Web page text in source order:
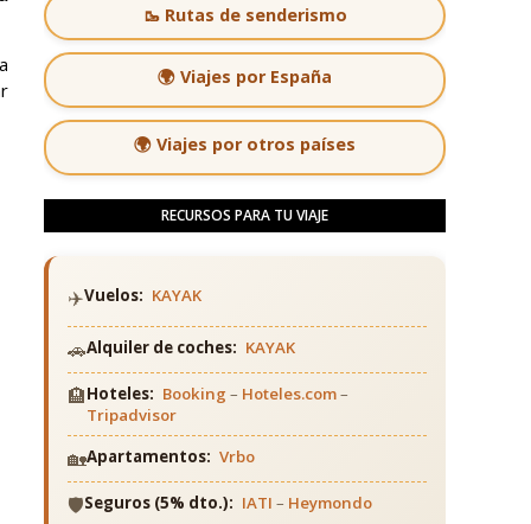
🥾 Rutas de senderismo
🌍 Viajes por España
🌍 Viajes por otros países
RECURSOS PARA TU VIAJE
✈️Vuelos: KAYAK
🚗Alquiler de coches: KAYAK
🏨Hoteles: Booking – Hoteles.com–
Tripadvisor
🏡Apartamentos: Vrbo
🛡️Seguros (5% dto.): IATI – Heymondo